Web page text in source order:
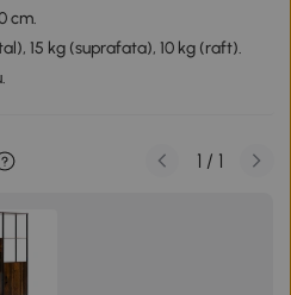
cm.
15 kg (suprafata), 10 kg (raft).
1 / 1